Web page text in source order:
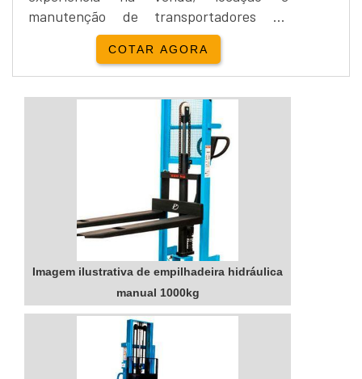
manutenção de transportadores de
carga, a visão moderna da empresa faz da
Tecnomac referência em serviços de
guidaste e tratores além das
empilhadeiras. A empilhadeira hidráulica
manual possui capacidade de carga de
1.000kg, com largura externa do garfo de
560 mm e comprimento útil do garfo e
COTAR AGORA
Imagem ilustrativa de empilhadeira hidráulica
manual 1000kg